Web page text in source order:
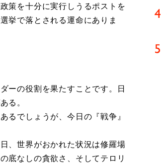
策を十分に実行しうるポストを
挙で落とされる運命にありま
ーの役割を果たすことです。日
る。
るでしょうが、今日の『戦争』
、世界がおかれた状況は修羅場
底なしの貪欲さ、そしてテロリ